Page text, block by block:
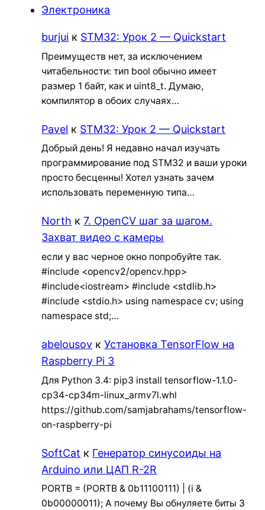
Электроника
burjui к STM32: Урок 2 — Quickstart
Преимуществ нет, за исключением
читабельности: тип bool обычно имеет
размер 1 байт, как и uint8_t. Думаю,
компилятор в обоих случаях…
Pavel к STM32: Урок 2 — Quickstart
Добрый день! Я недавно начал изучать
программирование под STM32 и ваши уроки
просто бесценны! Хотел узнать зачем
использовать переменную типа…
North к7. OpenCV шаг за шагом.
Захват видео с камеры
если у вас черное окно попробуйте так.
#include <opencv2/opencv.hpp>
#include<iostream> #include <stdlib.h>
#include <stdio.h> using namespace cv; using
namespace std;…
abelousov кУстановка TensorFlow на
Raspberry Pi 3
Для Python 3.4: pip3 install tensorflow-1.1.0-
cp34-cp34m-linux_armv7l.whl
https://github.com/samjabrahams/tensorflow-
on-raspberry-pi
SoftCat к Генератор синусоиды на
Arduino или ЦАП R-2R
PORTB = (PORTB & 0b11100111) | (i &
0b00000011); А почему Вы обнуляете биты 3